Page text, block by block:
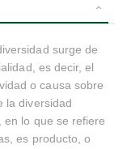
surge de
es decir, el
o causa sobre
la diversidad
en lo que se refiere
es producto, o